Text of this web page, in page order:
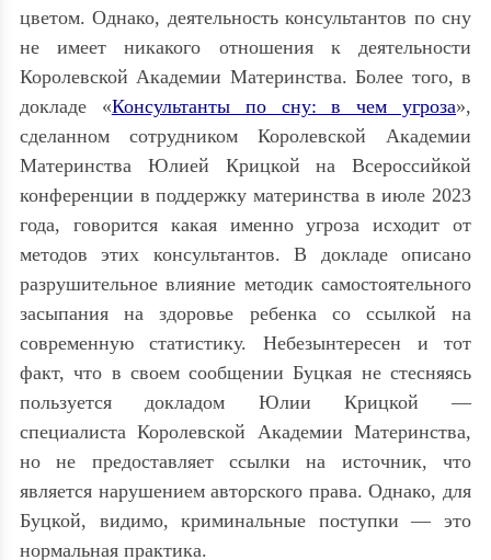
цветом. Однако, деятельность консультантов по сну
не имеет никакого отношения к деятельности
Королевской Академии Материнства. Более того, в
докладе «Консультанты по сну: в чем угроза»,
сделанном сотрудником Королевской Академии
Материнства Юлией Крицкой на Всероссийкой
конференции в поддержку материнства в июле 2023
года, говорится какая именно угроза исходит от
методов этих консультантов. В докладе описано
разрушительное влияние методик самостоятельного
засыпания на здоровье ребенка со ссылкой на
современную статистику. Небезынтересен и тот
факт, что в своем сообщении Буцкая не стесняясь
пользуется докладом Юлии Крицкой —
специалиста Королевской Академии Материнства,
но не предоставляет ссылки на источник, что
является нарушением авторского права. Однако, для
Буцкой, видимо, криминальные поступки — это
нормальная практика.